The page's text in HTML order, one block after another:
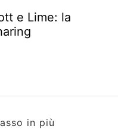
e Lime: la
in più